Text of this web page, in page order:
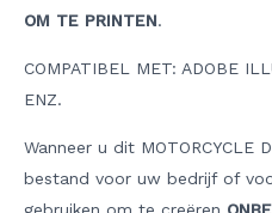
OM TE PRINTEN.
COMPATIBEL MET: ADOBE
ENZ.
Wanneer u dit MOTORCYCLE
bestand voor uw bedrijf of
gebruiken om te creëren